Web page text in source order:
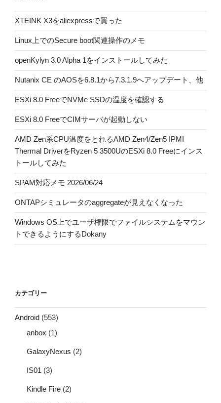
XTEINK X3をaliexpressで買った
Linux上でのSecure boot関連操作のメモ
openKylyn 3.0 Alpha 1をインストールしてみた
Nutanix CE のAOSを6.8.1から7.3.1.9へアップデート、他
ESXi 8.0 FreeでNVMe SSDの温度を確認する
ESXi 8.0 FreeでCIMサーバが起動しない
AMD Zen系CPU温度をとれるAMD Zen4/Zen5 IPMI
Thermal DriverをRyzen 5 3500UのESXi 8.0 Freeにインス
トールしてみた
SPAM対応メモ 2026/06/24
ONTAPシミュレータのaggregateが見えなくなった
Windows OS上でユーザ権限でファイルシステムをマウン
トできるようにするDokany
カテゴリー
Android (553)
anbox (1)
GalaxyNexus (2)
IS01 (3)
Kindle Fire (2)